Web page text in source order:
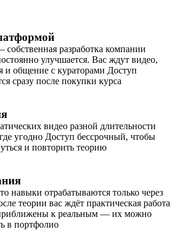
разработка компании
улучшается. Вас ждут видео,
и общение с кураторами Доступ
сразу после покупки курса
видео разной длительности
угодно Доступ бессрочный, чтобы
и повторить теорию
навыки отрабатываются только через
теории вас ждёт практическая работа
приближены к реальным — их можно
в портфолио